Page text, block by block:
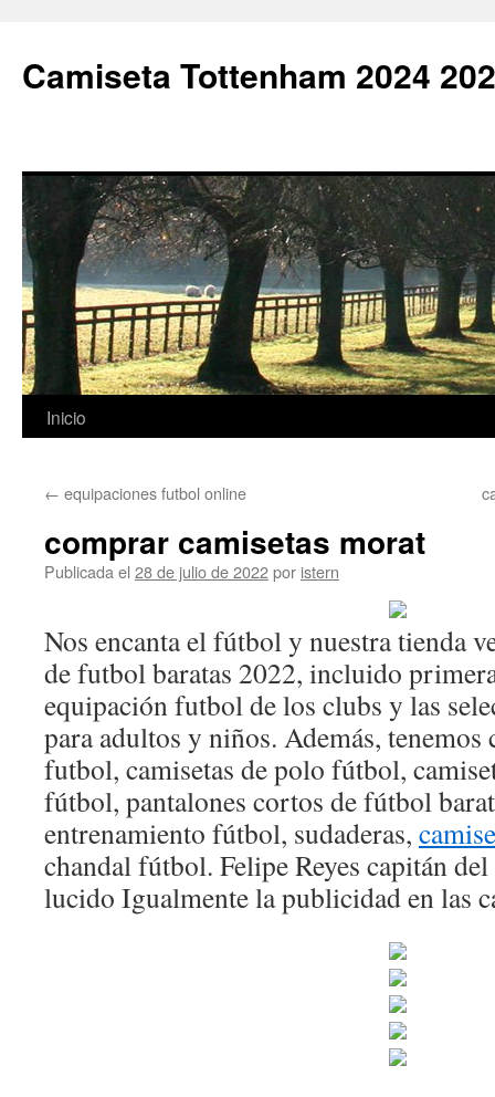
Camiseta Tottenham 2024
Saltar
contenido
Inicio
← equipaciones futbol online
comprar camisetas morat
Publicada el 28 de julio de 2022por istern
Nos encanta el fútbol y nuestra tienda
de futbol baratas 2022, incluido
equipación futbol de los clubs y las
para adultos y niños. Además, tenemos
futbol, camisetas de polo fútbol,
fútbol, pantalones cortos de fútbol
entrenamiento fútbol, sudaderas,
chandal fútbol. Felipe Reyes capitán
lucido Igualmente la publicidad en las